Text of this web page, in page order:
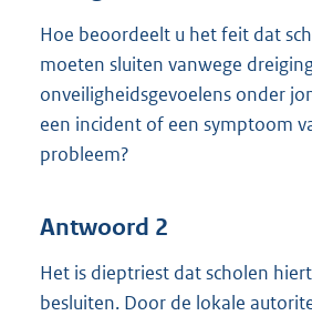
Hoe beoordeelt u het feit dat
moeten sluiten vanwege
onveiligheidsgevoelens onder
een incident of een symptoom
probleem?
Antwoord 2
Het is dieptriest dat scholen
besluiten. Door de lokale